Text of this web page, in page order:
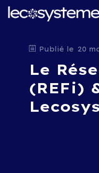
Publié le 20
Le
(REFi)